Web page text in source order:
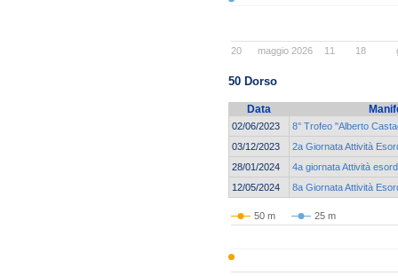
maggio 2026
20 11 18
50 Dorso
Data
02/06/2023
8° Trofeo "Alberto
03/12/2023
2a Giornata Attività
28/01/2024
4a giornata Attività
12/05/2024
8a Giornata Attività
50 m 25 m